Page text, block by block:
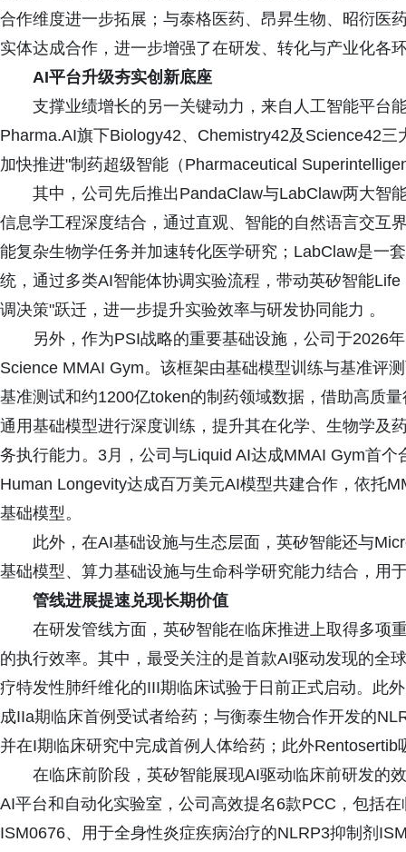
合作维度进一步拓展；与泰格医药、昂昇生物、昭衍医
实体达成合作，进一步增强了在研发、转化与产业化各
AI平台升级夯实创新底座
支撑业绩增长的另一关键动力，来自人工智能平台
Pharma.AI旗下Biology42、Chemistry42及Science42
加快推进"制药超级智能（Pharmaceutical
其中，公司先后推出PandaClaw与LabClaw两大智
信息学工程深度结合，通过直观、智能的自然语言交互
能复杂生物学任务并加速转化医学研究；LabClaw是一
统，通过多类AI智能体协调实验流程，带动英矽智能
调决策"跃迁，进一步提升实验效率与研发协同能力 。
另外，作为PSI战略的重要基础设施，公司于2026年
Science MMAI Gym。该框架由基础模型训练与基准评
基准测试和约1200亿token的制药领域数据，借助高质
通用基础模型进行深度训练，提升其在化学、生物学及
务执行能力。3月，公司与Liquid AI达成MMAI Gym首
Human Longevity达成百万美元AI模型共建合作，依托
基础模型。
此外，在AI基础设施与生态层面，英矽智能还与
基础模型、算力基础设施与生命科学研究能力结合，用
管线进展提速兑现长期价值
在研发管线方面，英矽智能在临床推进上取得多项
的执行效率。其中，最受关注的是首款AI驱动发现的全
疗特发性肺纤维化的III期临床试验于日前正式启动。此
成IIa期临床首例受试者给药；与衡泰生物合作开发的
并在I期临床研究中完成首例人体给药；此外
在临床前阶段，英矽智能展现AI驱动临床前研发的
AI平台和自动化实验室，公司高效提名6款PCC，包括
ISM0676、用于全身性炎症疾病治疗的NLRP3抑制剂